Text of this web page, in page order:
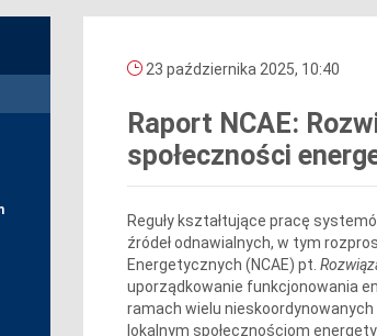
23 października 2025, 10:40
Raport NCAE:
społeczności
Reguły kształtujące pracę
źródeł odnawialnych, w tym
Energetycznych (NCAE) pt.
uporządkowanie funkcjonowania
ramach wielu
lokalnym społecznościom